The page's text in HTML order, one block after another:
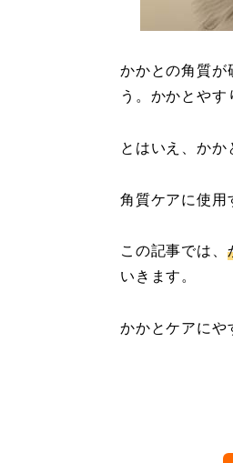
かかとの角質が
う。かかとや
とはいえ、かか
角質ケアに使用
この記事では、
いきます。
かかとケアにや